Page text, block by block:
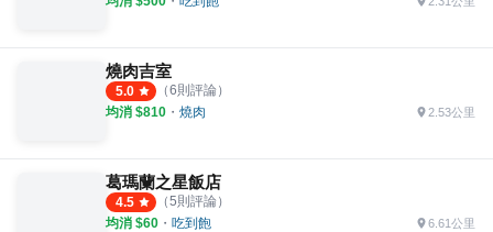
燒肉吉室
5.0 （6則評論）
均消 $810 ・ 燒肉 2.53公里
葛瑪蘭之星飯店
4.5 （5則評論）
均消 $60 ・ 吃到飽 6.61公里